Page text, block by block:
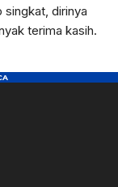
dirinya
terima kasih.